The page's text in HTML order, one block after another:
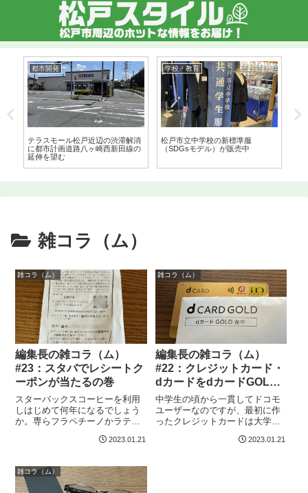
都市開発
テラスモール松戸近辺の渋滞解消
に都市計画道路八ヶ崎西新田線の
延伸を望む
学校・教育
松戸市立中学校の新標準服
（SDGsモデル）が販売中
雑コラ（ム）
雑コラ（ム）
編集長の雑コラ（ム）
#23：スタバでレシートク
ーポンが当たるの巻
スターバックスコーヒーを利用
しはじめて何年になるでしょう
か。専らフラペチーノかラテし
の頻度で使っている気がしま
せんが。トールサイズのドリン
クが無料で飲めるレシートクー
ポンが出ることがあ...
2023.01.21
雑コラ（ム）
編集長の雑コラ（ム）
#22：クレジットカード・
dカードをdカードGOLD
にアップグレードの巻
中学生の頃から一貫してドコモ
ユーザーなのですが、最初に作
ったクレジットカードは大学生
田カード。その後エポスカード
2023.01.21
雑コラ（ム）